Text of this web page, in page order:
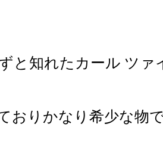
と知れたカール ツァ
おりかなり希少な物